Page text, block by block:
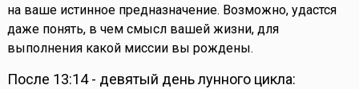
на ваше истинное предназначение. Возможно, удастся
даже понять, в чем смысл вашей жизни, для
выполнения какой миссии вы рождены.
После 13:14 - девятый день лунного цикла: